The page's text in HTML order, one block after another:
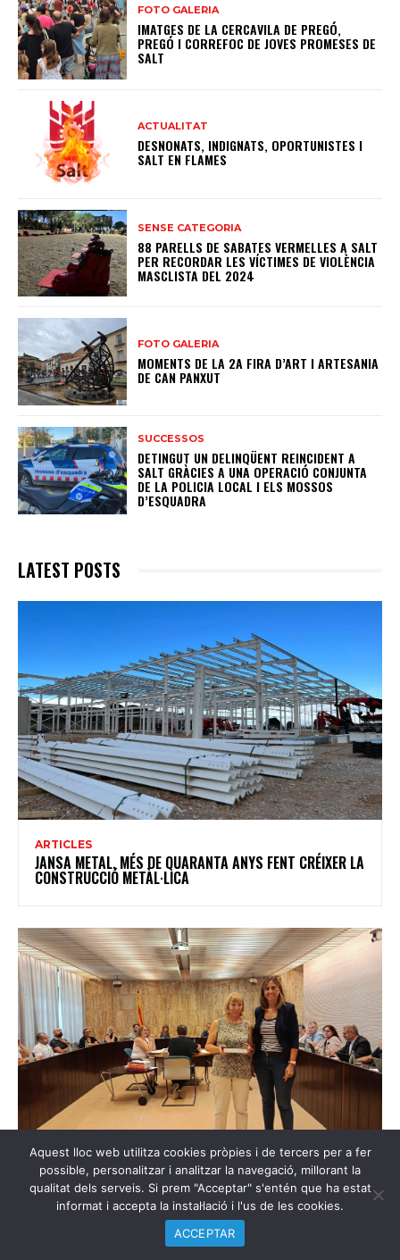
FOTO GALERIA
IMATGES DE LA CERCAVILA DE PREGÓ,
PREGÓ I CORREFOC DE JOVES PROMESES DE
SALT
ACTUALITAT
DESNONATS, INDIGNATS, OPORTUNISTES I
SALT EN FLAMES
SENSE CATEGORIA
88 PARELLS DE SABATES VERMELLES A SALT
PER RECORDAR LES VÍCTIMES DE VIOLÈNCIA
MASCLISTA DEL 2024
FOTO GALERIA
MOMENTS DE LA 2A FIRA D’ART I ARTESANIA
DE CAN PANXUT
SUCCESSOS
DETINGUT UN DELINQÜENT REINCIDENT A
SALT GRÀCIES A UNA OPERACIÓ CONJUNTA
DE LA POLICIA LOCAL I ELS MOSSOS
D’ESQUADRA
LATEST POSTS
ARTICLES
JANSA METAL, MÉS DE QUARANTA ANYS FENT CRÉIXER LA
CONSTRUCCIÓ METÀL·LICA
SENSE CATEGORIA
MONTSERRAT CANADELL DEIXA DE SER DEFENSORA DE LA
CIUTADANIA DE SALT DESPRÉS DE DEU ANYS
Aquest lloc web utilitza cookies pròpies i de tercers per a fer
possible, personalitzar i analitzar la navegació, millorant la
qualitat dels serveis. Si prem "Acceptar" s'entén que ha estat
informat i accepta la instal·lació i l'us de les cookies.
ACCEPTAR